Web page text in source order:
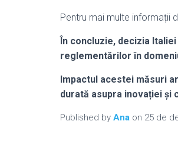
Pentru mai multe informații
În concluzie, decizia
reglementărilor în
Impactul acestei măsuri
durată asupra inovației și
Published by Ana on 25 de